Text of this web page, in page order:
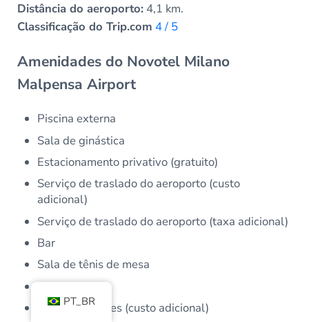
Distância do aeroporto:4,1 km.
Classificação do Trip.com 4 / 5
Amenidades do Novotel Milano
Malpensa Airport
Piscina externa
Sala de ginástica
Estacionamento privativo (gratuito)
Serviço de traslado do aeroporto (custo
adicional)
Serviço de traslado do aeroporto (taxa adicional)
Bar
Sala de tênis de mesa
Restaurante
Sala de reuniões (custo adicional)
PT_BR